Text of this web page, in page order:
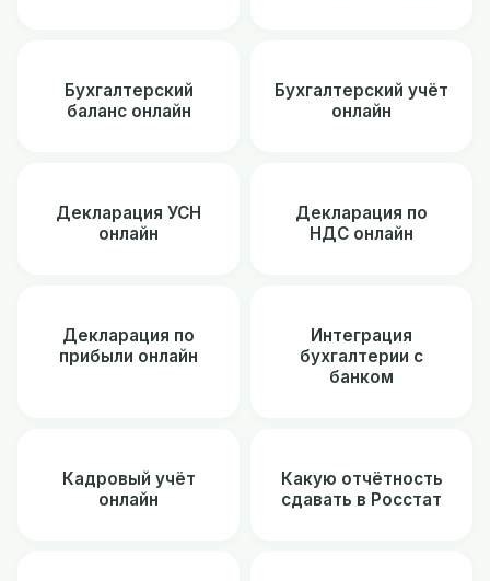
Бухгалтерский
баланс онлайн
Бухгалтерский учёт
онлайн
Декларация УСН
онлайн
Декларация по
НДС онлайн
Декларация по
прибыли онлайн
Интеграция
бухгалтерии с
банком
Кадровый учёт
онлайн
Какую отчётность
сдавать в Росстат